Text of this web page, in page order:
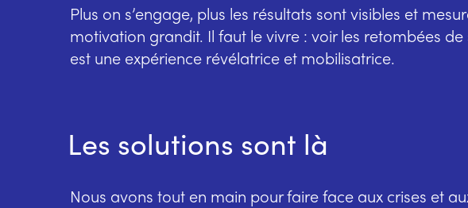
Plus on s’engage, plus les résultats sont visibles et
motivation grandit. Il faut le vivre : voir les retombées
est une expérience révélatrice et mobilisatrice.
Les solutions sont là
Nous avons tout en main pour faire face aux crises et